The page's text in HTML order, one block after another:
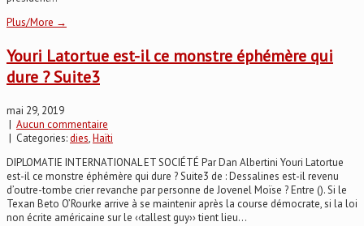
Plus/More →
Youri Latortue est-il ce monstre éphémère qui
dure ? Suite3
mai 29, 2019
| Aucun commentaire
| Categories:dies,Haïti
DIPLOMATIE INTERNATIONAL ET SOCIÉTÉ Par Dan Albertini Youri Latortue
est-il ce monstre éphémère qui dure ? Suite3 de : Dessalines est-il revenu
d’outre-tombe crier revanche par personne de Jovenel Moïse ? Entre (). Si le
Texan Beto O’Rourke arrive à se maintenir après la course démocrate, si la loi
non écrite américaine sur le ‹‹tallest guy›› tient lieu...